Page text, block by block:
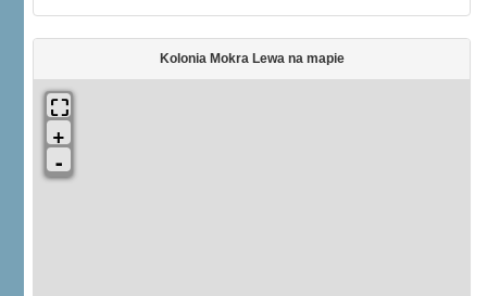
Kolonia Mokra Lewa na mapie